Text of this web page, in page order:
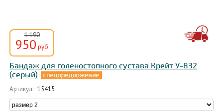
1 190
950 руб
Бандаж для голеностопного сустава Крейт У-832
(серый)
Артикул: 15415